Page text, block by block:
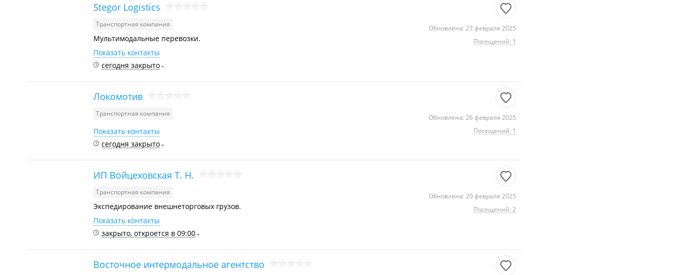
Stegor Logistics
Транспортная компания
Обновлена: 27 февраля 2025
Посещений: 1
Мультимодальные перевозки.
Показать контакты
сегодня закрыто
Локомотив
Транспортная компания
Обновлена: 26 февраля 2025
Посещений: 1
Показать контакты
сегодня закрыто
ИП Войцеховская Т. Н.
Транспортная компания
Обновлена: 20 февраля 2025
Посещений: 2
Экспедирование внешнеторговых грузов.
Показать контакты
закрыто, откроется в 09:00
Восточное интермодальное агентство